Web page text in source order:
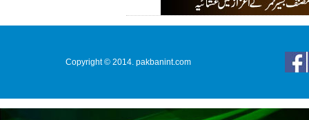
Copyright © 2014. pakbanint.com